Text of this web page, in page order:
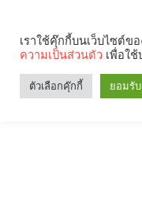
เราใช้คุ๊กกี้บนเว็บไซต์ข
ความเป็นส่วนตัว เพื่อใช้
ตัวเลือกคุ๊กกี้ ยอมรับ